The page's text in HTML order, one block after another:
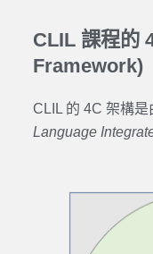
CLIL 課程的
Framework)
CLIL 的 4C 架構是
Language